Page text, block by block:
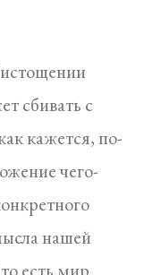
сбивать с
кажется, по-
чего-
нашей
есть мир